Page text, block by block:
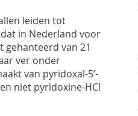
leiden tot
in Nederland voor
van 21
ver onder
van pyridoxal-5’-
niet pyridoxine-HCl